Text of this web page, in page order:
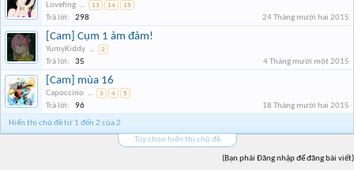
Lovefing ... 13 14 15
Trả lời: 298 24 Tháng mười hai 2015
[Cam] Cụm 1 ảm đảm!
YumyKiddy ... 2
Trả lời: 35 4 Tháng mười một 2015
[Cam] mùa 16
Capoccino ... 3 4 5
Trả lời: 96
18 Tháng mười hai 2015
Hiển thị chủ đề từ 1 đến 2 của 2
Tùy chọn hiển thị chủ đề
(Bạn phải Đăng nhập để đăng bài viết)